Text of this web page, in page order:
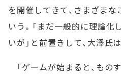
を開催してきて、さまざま
いう。「まだ一般的に理論
いが」と前置きして、大澤氏
「ゲームが始まると、もの